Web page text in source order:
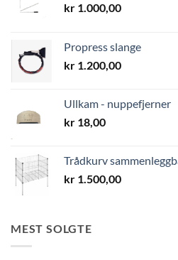
kr 1.000,00
Propress slange
kr 1.200,00
Ullkam - nuppefjerner
kr 18,00
Trådkurv
kr 1.500,00
MEST SOLGTE